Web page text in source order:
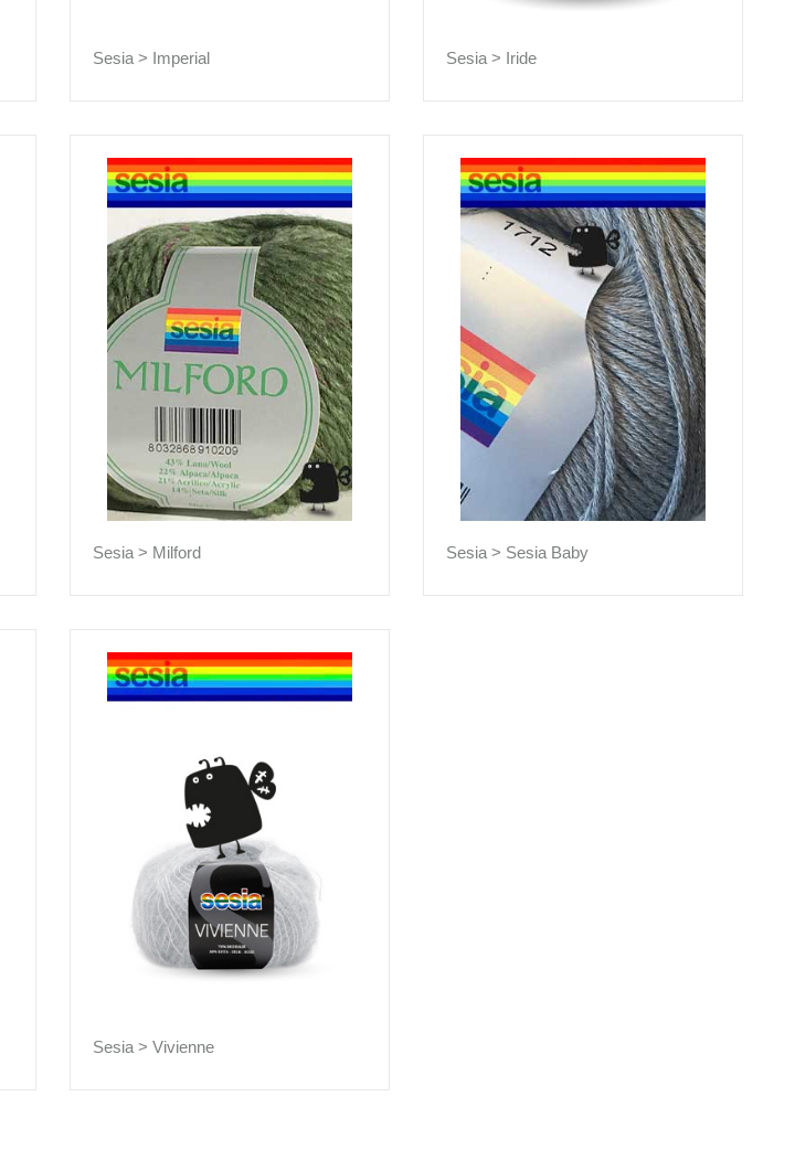
Sesia > Imperial Sesia > Iride
Sesia > Milford Sesia > Sesia Baby
Sesia > Vivienne